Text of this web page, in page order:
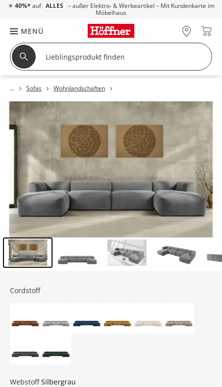
☀ 40%* auf ALLES – außer Elektro- & Werbeartikel – Mit Kundenkarte im
Möbelhaus
MENÜ
Sofas Wohnlandschaften
Cordstoff
Webstoff Silbergrau